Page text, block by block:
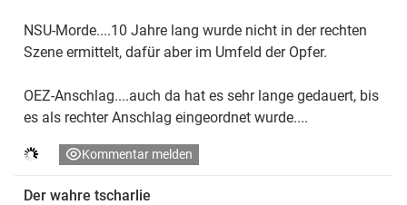
NSU-Morde....10 Jahre lang wurde nicht in der rechten
Szene ermittelt, dafür aber im Umfeld der Opfer.
OEZ-Anschlag....auch da hat es sehr lange gedauert, bis
es als rechter Anschlag eingeordnet wurde....
Kommentar melden
Der wahre tscharlie